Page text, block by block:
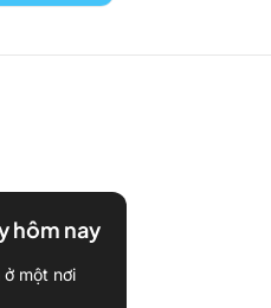
hôm nay
một nơi